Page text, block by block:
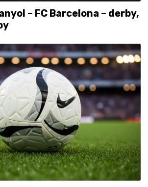
– FC Barcelona – derby,